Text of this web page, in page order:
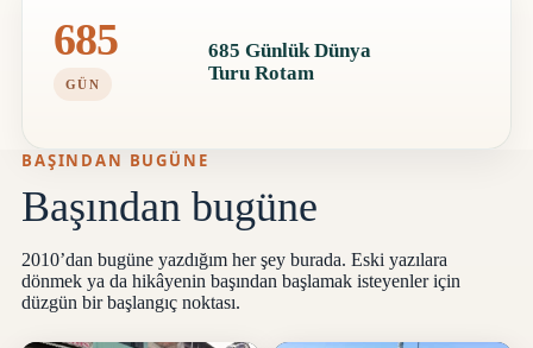
685
GÜN
685 Günlük Dünya
Turu Rotam
BAŞINDAN BUGÜNE
Başından bugüne
2010’dan bugüne yazdığım her şey burada. Eski yazılara
dönmek ya da hikâyenin başından başlamak isteyenler için
düzgün bir başlangıç noktası.